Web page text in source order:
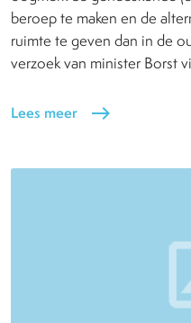
beroep te maken en de
ruimte te geven dan in de
verzoek van minister Borst
Lees meer east